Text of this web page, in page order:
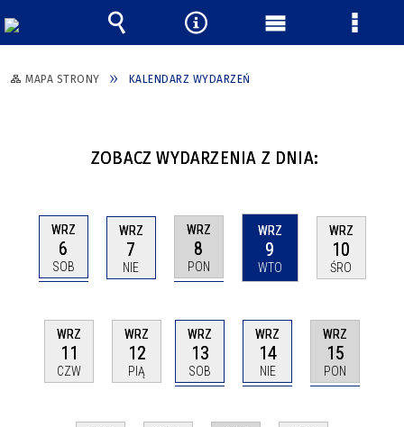
MAPA STRONY KALENDARZ WYDARZEŃ
ZOBACZ WYDARZENIA Z DNIA:
WRZ
6
SOB
WRZ
7
NIE
WRZ
8
PON
WRZ
9
WTO
WRZ
10
ŚRO
WRZ
11
CZW
WRZ
12
PIĄ
WRZ
13
SOB
WRZ
14
NIE
WRZ
15
PON
Wyszukiwarka
NarzędziaMenu
Menu